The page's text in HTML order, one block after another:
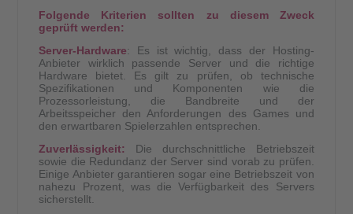
Folgende Kriterien sollten zu diesem Zweck
geprüft werden:
Server-Hardware: Es ist wichtig, dass der Hosting-
Anbieter wirklich passende Server und die richtige
Hardware bietet. Es gilt zu prüfen, ob technische
Spezifikationen und Komponenten wie die
Prozessorleistung, die Bandbreite und der
Arbeitsspeicher den Anforderungen des Games und
den erwartbaren Spielerzahlen entsprechen.
Zuverlässigkeit:
Die durchschnittliche Betriebszeit
sowie die Redundanz der Server sind vorab zu prüfen.
Einige Anbieter garantieren sogar eine Betriebszeit von
nahezu Prozent, was die Verfügbarkeit des Servers
sicherstellt.